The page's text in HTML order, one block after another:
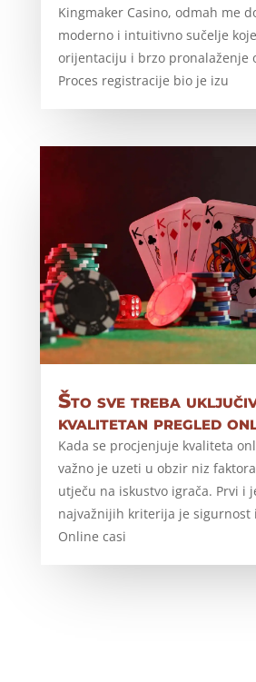
Kingmaker Casino, odmah me
moderno i intuitivno sučelje
orijentaciju i brzo pronalaženje
Proces registracije bio je izu
Što sve treba
kvalitetan pregled
Kada se procjenjuje kvaliteta
važno je uzeti u obzir niz
utječu na iskustvo igrača. Prvi i
najvažnijih kriterija je sigurnost
Online casi